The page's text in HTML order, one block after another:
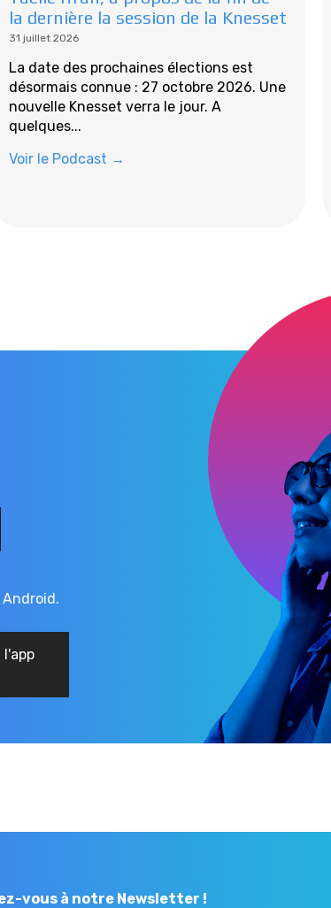
la dernière la session de la Knesset
31 juillet 2026
La date des prochaines élections est
désormais connue : 27 octobre 2026. Une
nouvelle Knesset verra le jour. A
quelques...
Voir le Podcast →
l'app
vous à notre Newsletter !